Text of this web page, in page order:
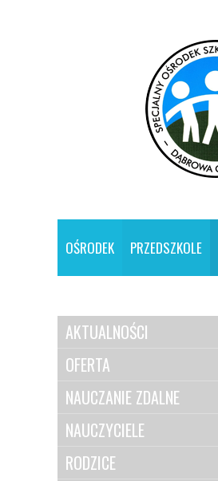
OŚRODEK PRZEDSZKOLE
AKTUALNOŚCI
OFERTA
NAUCZANIE ZDALNE
NAUCZYCIELE
RODZICE